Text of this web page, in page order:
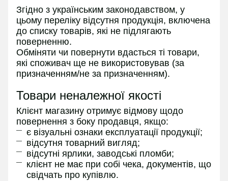
Згідно з українським законодавством, у
цьому переліку відсутня продукція, включена
до списку товарів, які не підлягають
поверненню.
Обміняти чи повернути вдасться ті товари,
які споживач ще не використовував (за
призначенням/не за призначенням).
Товари неналежної якості
Клієнт магазину отримує відмову щодо
повернення з боку продавця, якщо:
є візуальні ознаки експлуатації продукції;
відсутня товарний вигляд;
відсутні ярлики, заводські пломби;
клієнт не має при собі чека, документів, що
свідчать про купівлю.